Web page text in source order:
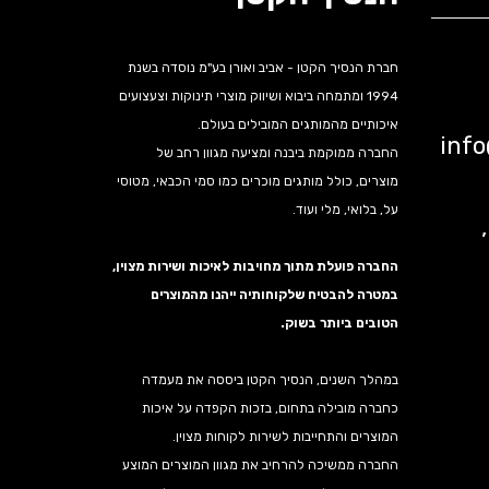
חברת הנסיך הקטן - אביב ואורן בע"מ נוסדה בשנת
1994 ומתמחה ביבוא ושיווק מוצרי תינוקות וצעצועים
איכותיים מהמותגים המובילים בעולם.
החברה ממוקמת ביבנה ומציעה מגוון רחב של
מוצרים, כולל מותגים מוכרים כמו סמי הכבאי, מטוסי
על, בלואי, מלי ועוד.
החברה פועלת מתוך מחויבות לאיכות ושירות מצוין,
במטרה להבטיח שלקוחותיה ייהנו מהמוצרים
הטובים ביותר בשוק.
במהלך השנים, הנסיך הקטן ביססה את מעמדה
כחברה מובילה בתחום, בזכות הקפדה על איכות
המוצרים והתחייבות לשירות לקוחות מצוין.
החברה ממשיכה להרחיב את מגוון המוצרים המוצע